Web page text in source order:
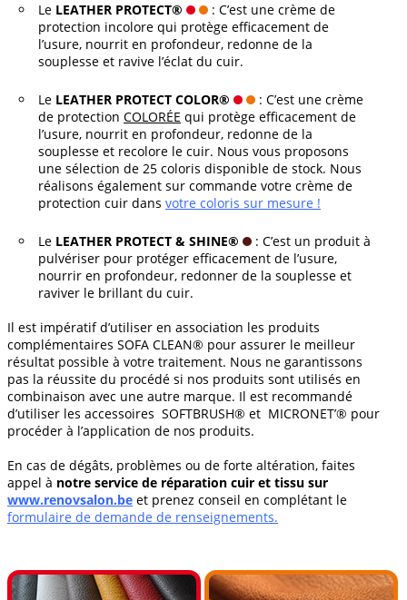
Le LEATHER PROTECT®
: C’est une crème de
protection incolore qui protège efficacement de
l’usure, nourrit en profondeur, redonne de la
souplesse et ravive l’éclat du cuir.
Le LEATHER PROTECT COLOR®
: C’est une crème
de protection COLORÉE qui protège efficacement de
l’usure, nourrit en profondeur, redonne de la
souplesse et recolore le cuir. Nous vous proposons
une sélection de 25 coloris disponible de stock. Nous
réalisons également sur commande votre crème de
protection cuir dans votre coloris sur mesure !
Le LEATHER PROTECT & SHINE®
: C’est un produit à
pulvériser pour protéger efficacement de l’usure,
nourrir en profondeur, redonner de la souplesse et
raviver le brillant du cuir.
Il est impératif d’utiliser en association les produits
complémentaires SOFA CLEAN® pour assurer le meilleur
résultat possible à votre traitement. Nous ne garantissons
pas la réussite du procédé si nos produits sont utilisés en
combinaison avec une autre marque. Il est recommandé
d’utiliser les accessoires SOFTBRUSH® et MICRONET’® pour
procéder à l’application de nos produits.
En cas de dégâts, problèmes ou de forte altération, faites
appel à notre service de réparation cuir et tissu sur
www.renovsalon.be et prenez conseil en complétant le
formulaire de demande de renseignements.